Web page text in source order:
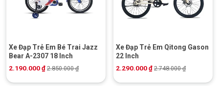
Xe Đạp Trẻ Em Bé Trai Jazz
Bear A-2307 18 Inch
2.190.000₫ 2.850.000₫
Xe Đạp Trẻ Em Qitong Gason
22 Inch
2.290.000₫ 2.748.000₫